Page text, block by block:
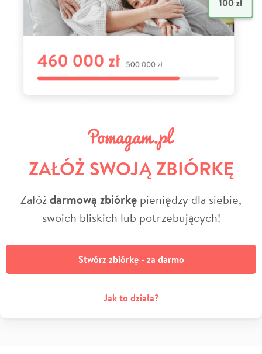
ZAŁÓŻ SWOJĄ ZBIÓRKĘ
Załóżdarmową zbiórkę pieniędzy dla siebie,
swoich bliskich lub potrzebujących!
Stwórz zbiórkę - za darmo
Jak to działa?